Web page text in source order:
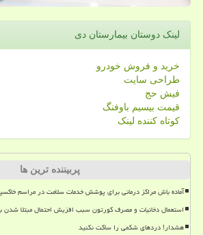
لینک دوستان بیمارستان دی
خرید و فروش خودرو
طراحی سایت
فیش حج
قیمت بیسیم باوفنگ
کوتاه کننده لینک
پربیننده ترین ها
آماده باش مراکز درمانی برای پوشش خدمات سلامت در مراسم
استعمال دخانیات و مصرف کورتون سبب افزیش احتمال مبتلا
هشدار! دردهای شکمی را ساکت نکنید